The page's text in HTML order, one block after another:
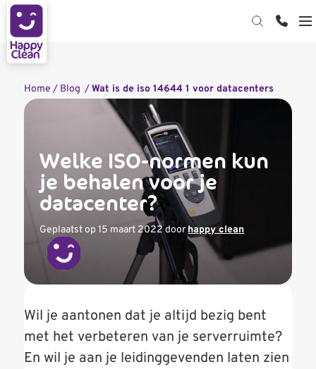
Start de keuzehulp
Hardware reiniging
Device reiniging op kantoor
Device Cleaning Bar
Datacenter reiniging
Datacenter reinigen
ESD-reinigen: bescherm je servers tegen
downtime
Kabelmanagement
Webshop
Over ons
Certificering
Werken bij Happy Clean
Contact
Home / Blog /Wat is de iso 14644 1 voor datacenters
Welke ISO-normen kun
je behalen voor je
datacenter?
Geplaatst op 15 maart 2022doorhappy clean
Wil je aantonen dat je altijd bezig bent
met het verbeteren van je serverruimte?
En wil je aan je leidinggevenden laten zien